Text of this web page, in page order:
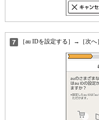
［au IDを設定する］→［次へ